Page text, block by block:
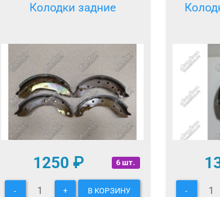
Колодки задние
6 шт.
1250 ₽
- + В КОРЗИНУ -